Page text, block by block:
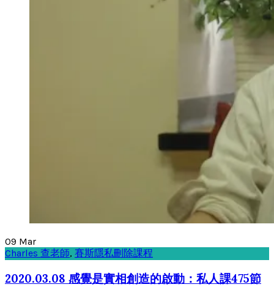
09 Mar
Charles 查老師, 賽斯隱私刪除課程
2020.03.08 感覺是實相創造的啟動：私人課475節